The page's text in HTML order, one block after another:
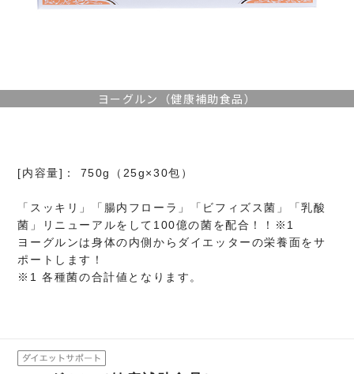
ヨーグルン（健康補助食品）
[内容量]： 750g（25g×30包）
「スッキリ」「腸内フローラ」「ビフィズス菌」「乳酸
菌」リニューアルをして100億の菌を配合！！※1
ヨーグルンは身体の内側からダイエッターの栄養面をサ
ポートします！
※1 各種菌の合計値となります。